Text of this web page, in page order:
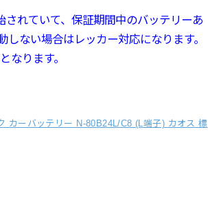
れていて、 保証期間中のバッテリーあ
ない場合はレッカー対応になります。
なります。
カーバッテリー N-80B24L/C8 (L端子) カオス 標